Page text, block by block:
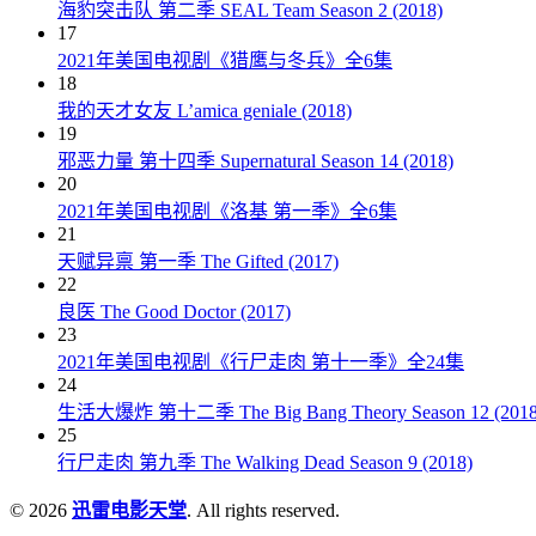
海豹突击队 第二季 SEAL Team Season 2 (2018)
17
2021年美国电视剧《猎鹰与冬兵》全6集
18
我的天才女友 L’amica geniale (2018)
19
邪恶力量 第十四季 Supernatural Season 14 (2018)
20
2021年美国电视剧《洛基 第一季》全6集
21
天赋异禀 第一季 The Gifted (2017)
22
良医 The Good Doctor (2017)
23
2021年美国电视剧《行尸走肉 第十一季》全24集
24
生活大爆炸 第十二季 The Big Bang Theory Season 12
25
行尸走肉 第九季 The Walking Dead Season 9 (2018)
© 2026 迅雷电影天堂. All rights reserved.